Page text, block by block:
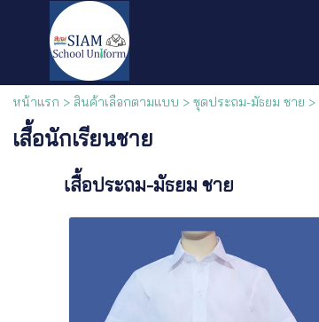
หน้าแรก > สินค้าเลือกตามแบบ > ชุดประถม-มัธยม ชาย >
เสื้อนักเรียนชาย
เสื้อประถม-มัธยม ชาย